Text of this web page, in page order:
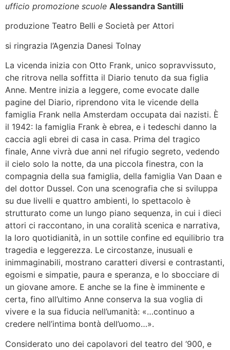
ufficio promozione scuole Alessandra Santilli
produzione Teatro Belli e Società per Attori
si ringrazia l’Agenzia Danesi Tolnay
La vicenda inizia con Otto Frank, unico sopravvissuto,
che ritrova nella soffitta il Diario tenuto da sua figlia
Anne. Mentre inizia a leggere, come evocate dalle
pagine del Diario, riprendono vita le vicende della
famiglia Frank nella Amsterdam occupata dai nazisti. È
il 1942: la famiglia Frank è ebrea, e i tedeschi danno la
caccia agli ebrei di casa in casa. Prima del tragico
finale, Anne vivrà due anni nel rifugio segreto, vedendo
il cielo solo la notte, da una piccola finestra, con la
compagnia della sua famiglia, della famiglia Van Daan e
del dottor Dussel. Con una scenografia che si sviluppa
su due livelli e quattro ambienti, lo spettacolo è
strutturato come un lungo piano sequenza, in cui i dieci
attori ci raccontano, in una coralità scenica e narrativa,
la loro quotidianità, in un sottile confine ed equilibrio tra
tragedia e leggerezza. Le circostanze, inusuali e
inimmaginabili, mostrano caratteri diversi e contrastanti,
egoismi e simpatie, paura e speranza, e lo sbocciare di
un giovane amore. E anche se la fine è imminente e
certa, fino all’ultimo Anne conserva la sua voglia di
vivere e la sua fiducia nell’umanità: «…continuo a
credere nell’intima bontà dell’uomo…».
Considerato uno dei capolavori del teatro del ‘900, e